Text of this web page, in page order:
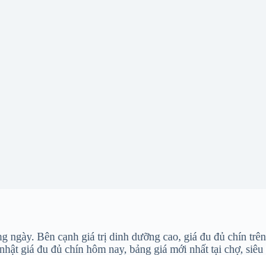
Bên cạnh giá trị dinh dưỡng cao, giá đu đủ chín
giá đu đủ chín hôm nay, bảng giá mới nhất tại chợ,